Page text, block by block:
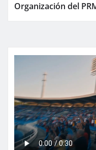
Organización del